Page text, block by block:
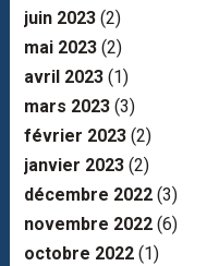
juin 2023(2)
mai 2023(2)
avril 2023(1)
mars 2023(3)
février 2023(2)
janvier 2023(2)
décembre 2022(3)
novembre 2022(6)
octobre 2022(1)